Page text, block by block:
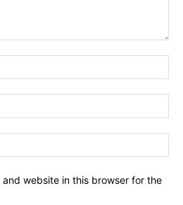
and website in this browser for the